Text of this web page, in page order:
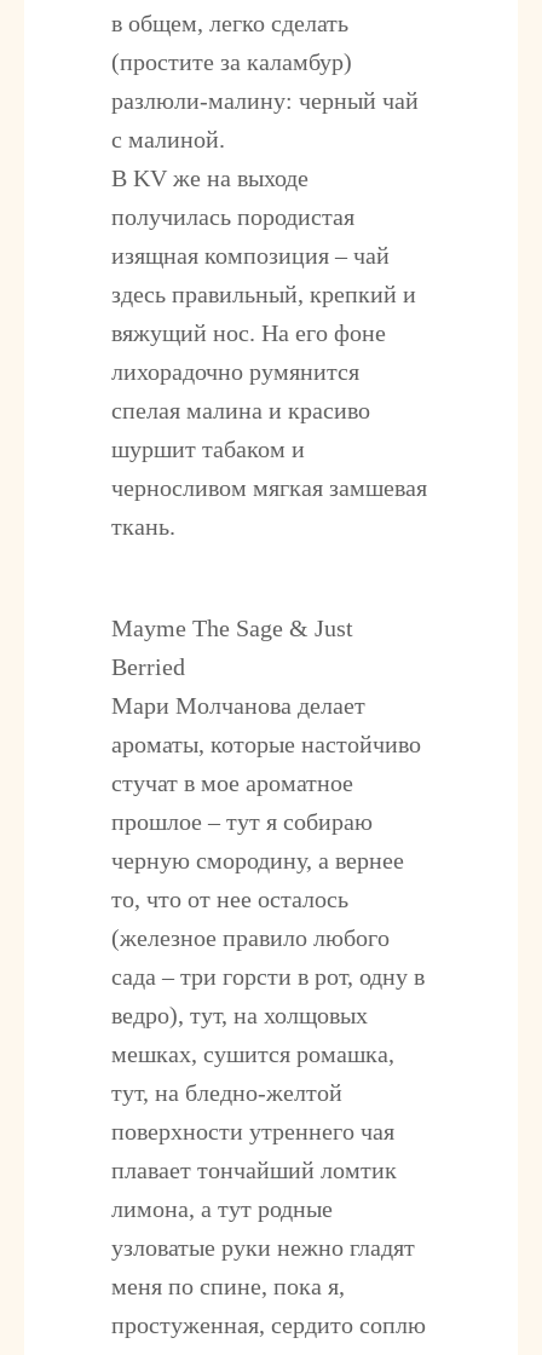
в общем, легко сделать
(простите за каламбур)
разлюли-малину: черный чай
с малиной.
В KV же на выходе
получилась породистая
изящная композиция – чай
здесь правильный, крепкий и
вяжущий нос. На его фоне
лихорадочно румянится
спелая малина и красиво
шуршит табаком и
черносливом мягкая замшевая
ткань.
Mayme The Sage & Just
Berried
Мари Молчанова делает
ароматы, которые настойчиво
стучат в мое ароматное
прошлое – тут я собираю
черную смородину, а вернее
то, что от нее осталось
(железное правило любого
сада – три горсти в рот, одну в
ведро), тут, на холщовых
мешках, сушится ромашка,
тут, на бледно-желтой
поверхности утреннего чая
плавает тончайший ломтик
лимона, а тут родные
узловатые руки нежно гладят
меня по спине, пока я,
простуженная, сердито соплю